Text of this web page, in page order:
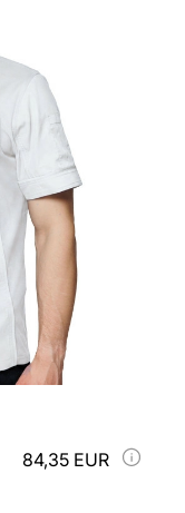
84,35 EUR